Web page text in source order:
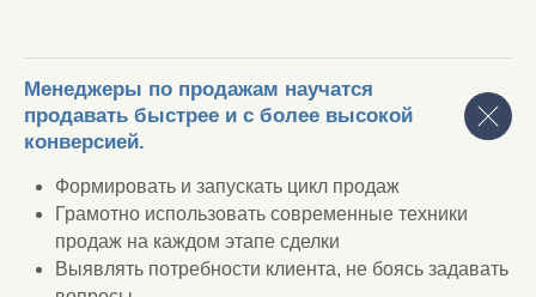
Менеджеры по продажам научатся
продавать быстрее и с более высокой
конверсией.
Формировать и запускать цикл продаж
Грамотно использовать современные техники
продаж на каждом этапе сделки
Выявлять потребности клиента, не боясь задавать